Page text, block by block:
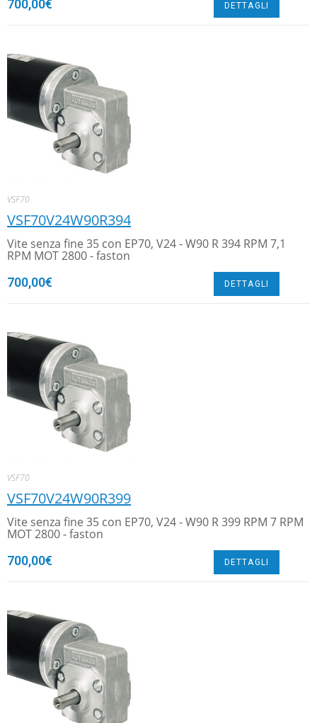
700,00€ DETTAGLI
VSF70
VSF70V24W90R394
Vite senza fine 35 con EP70, V24 - W90 R 394 RPM 7,1
RPM MOT 2800 - faston
700,00€ DETTAGLI
VSF70
VSF70V24W90R399
Vite senza fine 35 con EP70, V24 - W90 R 399 RPM 7 RPM
MOT 2800 - faston
700,00€ DETTAGLI